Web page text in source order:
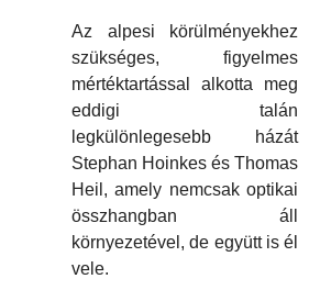
Az alpesi körülményekhez
szükséges, figyelmes
mértéktartással alkotta meg
eddigi talán
legkülönlegesebb házát
Stephan Hoinkes és Thomas
Heil, amely nemcsak optikai
összhangban áll
környezetével, de együtt is él
vele.